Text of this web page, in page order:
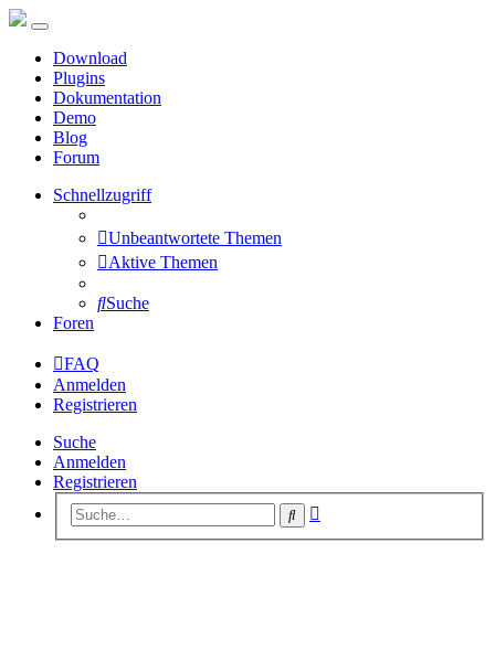
Download
Plugins
Dokumentation
Demo
Blog
Forum
Schnellzugriff
Unbeantwortete Themen
Aktive Themen
Suche
Foren
FAQ
Anmelden
Registrieren
Suche
Anmelden
Registrieren
Suche